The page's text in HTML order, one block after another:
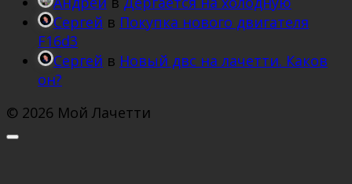
Сергей в Покупка нового двигателя
F16d3
Сергей в Новый двс на лачетти. Каков
он?
© 2026 Мой Лачетти